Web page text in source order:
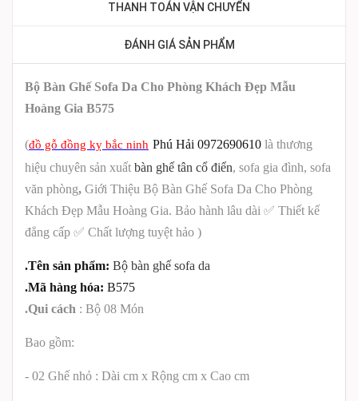
THANH TOÁN VẬN CHUYỂN
ĐÁNH GIÁ SẢN PHẨM
Bộ Bàn Ghế Sofa Da Cho Phòng Khách Đẹp Mẫu
Hoàng Gia B575
(đồ gỗ đồng kỵ bắc ninh Phú Hải 0972690610 là thương
hiệu chuyên sản xuất bàn ghế tân cổ điển, sofa gia đình, sofa
văn phòng, Giới Thiệu Bộ Bàn Ghế Sofa Da Cho Phòng
Khách Đẹp Mẫu Hoàng Gia. Bảo hành lâu dài ✅ Thiết kế
đẳng cấp ✅ Chất lượng tuyệt hảo )
.Tên sản phẩm: Bộ bàn ghế sofa da
.Mã hàng hóa: B575
.Qui cách : Bộ 08 Món
Bao gồm:
- 02 Ghế nhỏ : Dài cm x Rộng cm x Cao cm